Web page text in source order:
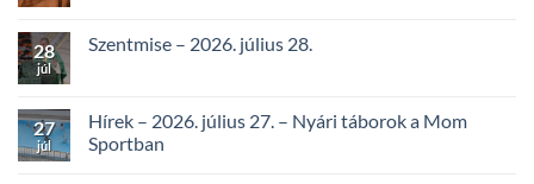
28
júl
Szentmise – 2026. július 28.
27
júl
Hírek – 2026. július 27. – Nyári táborok a Mom
Sportban